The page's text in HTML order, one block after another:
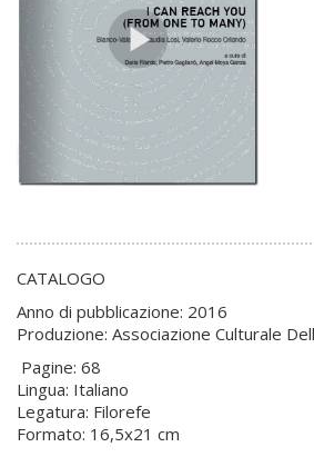
CATALOGO
Anno di pubblicazione: 2016
Produzione: Associazione Culturale
Pagine: 68
Lingua: Italiano
Legatura: Filorefe
Formato: 16,5x21 cm